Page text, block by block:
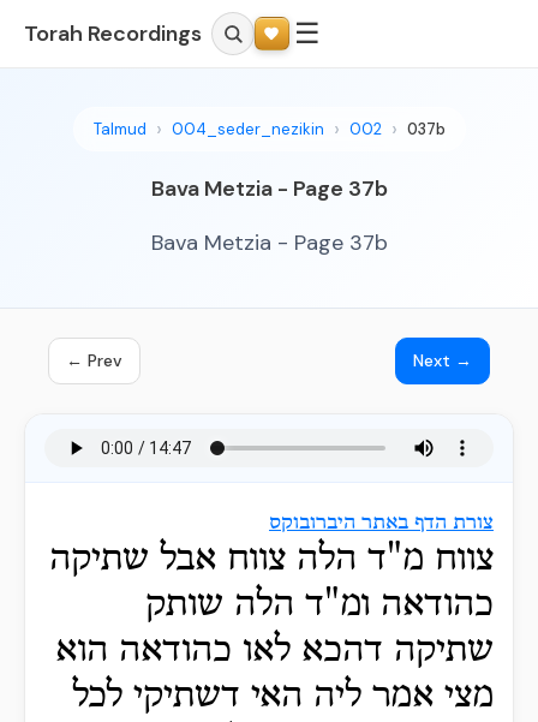
Torah Recordings ☰
Talmud 004_seder_nezikin 002 037b
Bava Metzia - Page 37b
Bava Metzia - Page 37b
← Prev Next →
צורת הדף באתר היברובוקס
צווח מ"ד הלה צווח אבל שתיקה
כהודאה ומ"ד הלה שותק
שתיקה דהכא לאו כהודאה הוא
מצי אמר ליה האי דשתיקי לכל